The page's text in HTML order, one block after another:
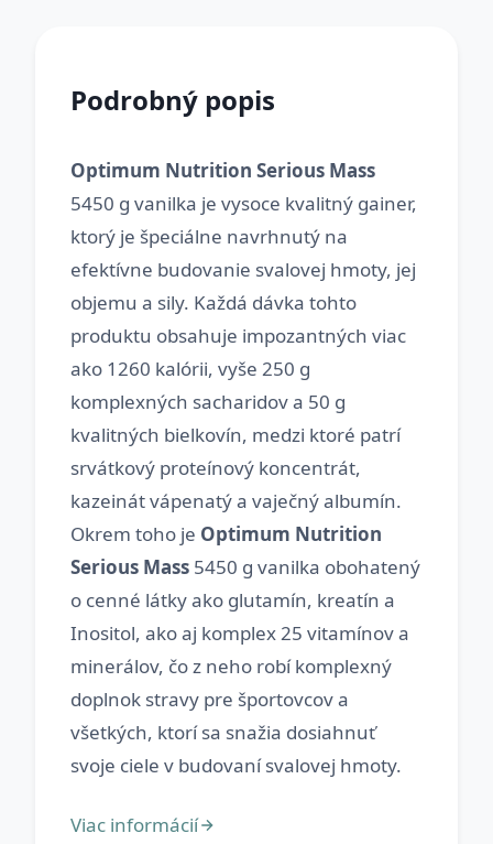
Podrobný popis
Optimum Nutrition Serious Mass
5450 g vanilka je vysoce kvalitný gainer,
ktorý je špeciálne navrhnutý na
efektívne budovanie svalovej hmoty, jej
objemu a sily. Každá dávka tohto
produktu obsahuje impozantných viac
ako 1260 kalórii, vyše 250 g
komplexných sacharidov a 50 g
kvalitných bielkovín, medzi ktoré patrí
srvátkový proteínový koncentrát,
kazeinát vápenatý a vaječný albumín.
Okrem toho je Optimum Nutrition
Serious Mass 5450 g vanilka obohatený
o cenné látky ako glutamín, kreatín a
Inositol, ako aj komplex 25 vitamínov a
minerálov, čo z neho robí komplexný
doplnok stravy pre športovcov a
všetkých, ktorí sa snažia dosiahnuť